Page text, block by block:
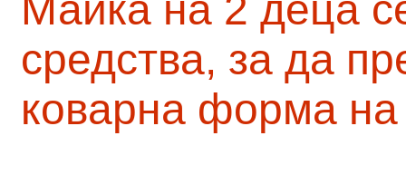
Майка на 2 деца
средства, за да
коварна форма на